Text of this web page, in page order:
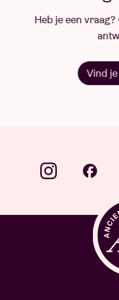
Heb je een
Vind